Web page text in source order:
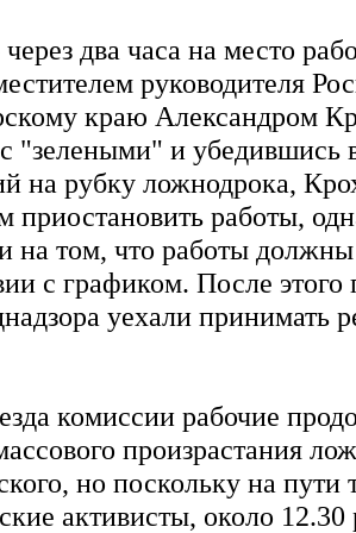
два часа на место
руководителя
краю Александром
с "зелеными" и убедившись
на рубку ложнодрока,
приостановить работы,
на том, что работы
с графиком. После
уехали принимать
комиссии рабочие
произрастания
но поскольку на пути
активисты, около